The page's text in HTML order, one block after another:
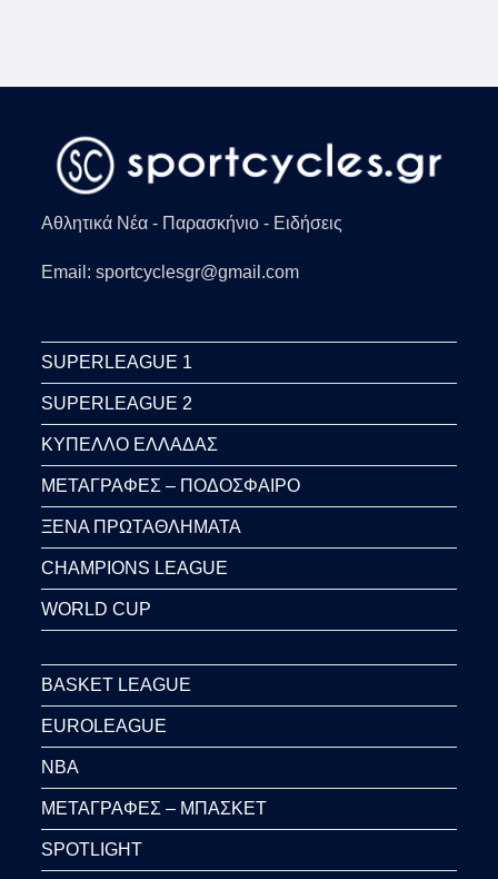
Αθλητικά Νέα - Παρασκήνιο - Ειδήσεις
Email: sportcyclesgr@gmail.com
SUPERLEAGUE 1
SUPERLEAGUE 2
ΚΥΠΕΛΛΟ ΕΛΛΑΔΑΣ
ΜΕΤΑΓΡΑΦΕΣ – ΠΟΔΟΣΦΑΙΡΟ
ΞΕΝΑ ΠΡΩΤΑΘΛΗΜΑΤΑ
CHAMPIONS LEAGUE
WORLD CUP
BASKET LEAGUE
EUROLEAGUE
NBA
ΜΕΤΑΓΡΑΦΕΣ – ΜΠΑΣΚΕΤ
SPOTLIGHT